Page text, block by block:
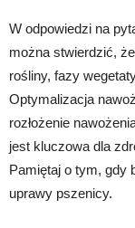
W odpowiedzi na
można stwierdzić,
rośliny, fazy
Optymalizacja
rozłożenie
jest kluczowa dla
Pamiętaj o tym, gdy
uprawy pszenicy.